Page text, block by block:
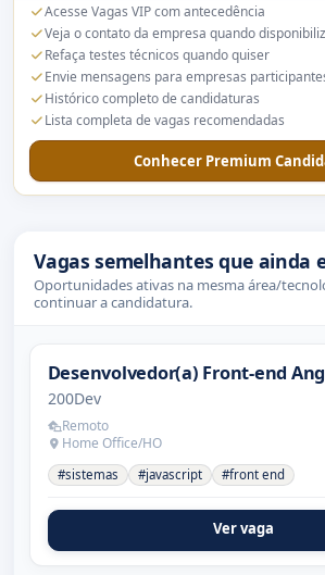
Acesse Vagas VIP com antecedência
Veja o contato da empresa quando
Refaça testes técnicos quando quiser
Envie mensagens para empresas
Histórico completo de candidaturas
Lista completa de vagas recomendadas
Conhecer Premium
Vagas semelhantes que ainda
Oportunidades ativas na mesma área/
continuar a candidatura.
Desenvolvedor(a) Front-end
200Dev
Remoto
Home Office/HO
#sistemas #javascript #front end
Ver vaga